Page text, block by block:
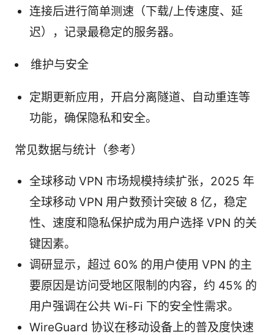
连接后进行简单测速（下载/上传速度、延
迟），记录最稳定的服务器。
维护与安全
定期更新应用，开启分离隧道、自动重连等
功能，确保隐私和安全。
常见数据与统计（参考）
全球移动 VPN 市场规模持续扩张，2025 年
全球移动 VPN 用户数预计突破 8 亿，稳定
性、速度和隐私保护成为用户选择 VPN 的关
键因素。
调研显示，超过 60% 的用户使用 VPN 的主
要原因是访问受地区限制的内容，约 45% 的
用户强调在公共 Wi-Fi 下的安全性需求。
WireGuard 协议在移动设备上的普及度快速